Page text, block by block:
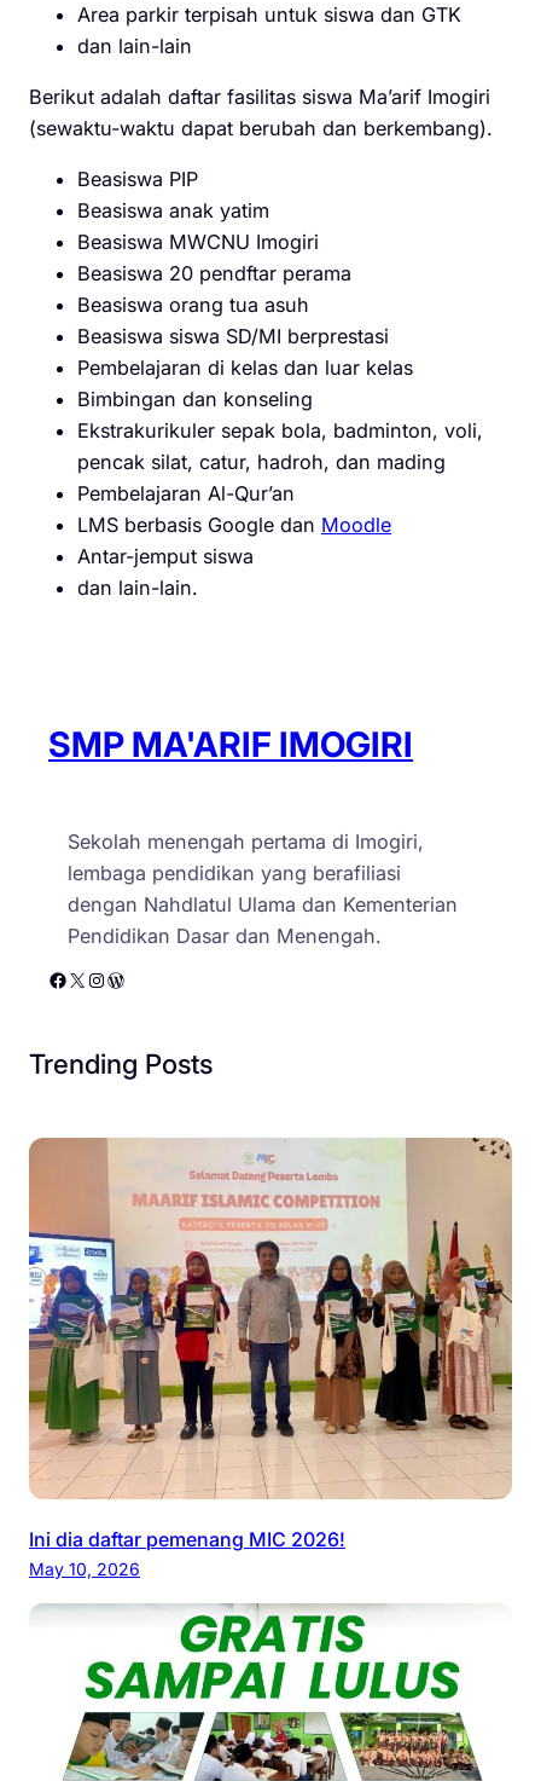
Area parkir terpisah untuk siswa dan GTK
dan lain-lain
Berikut adalah daftar fasilitas siswa Ma’arif Imogiri
(sewaktu-waktu dapat berubah dan berkembang).
Beasiswa PIP
Beasiswa anak yatim
Beasiswa MWCNU Imogiri
Beasiswa 20 pendftar perama
Beasiswa orang tua asuh
Beasiswa siswa SD/MI berprestasi
Pembelajaran di kelas dan luar kelas
Bimbingan dan konseling
Ekstrakurikuler sepak bola, badminton, voli,
pencak silat, catur, hadroh, dan mading
Pembelajaran Al-Qur’an
LMS berbasis Google dan Moodle
Antar-jemput siswa
dan lain-lain.
SMP MA'ARIF IMOGIRI
Sekolah menengah pertama di Imogiri,
lembaga pendidikan yang berafiliasi
dengan Nahdlatul Ulama dan Kementerian
Pendidikan Dasar dan Menengah.
Facebook X Instagram WordPress
Trending Posts
Ini dia daftar pemenang MIC 2026!
May 10, 2026